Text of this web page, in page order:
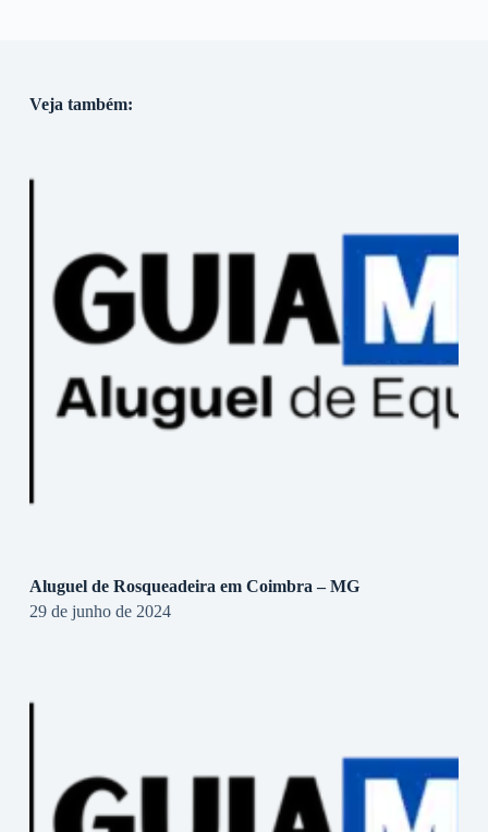
Veja também:
Aluguel de Rosqueadeira em Coimbra – MG
29 de junho de 2024